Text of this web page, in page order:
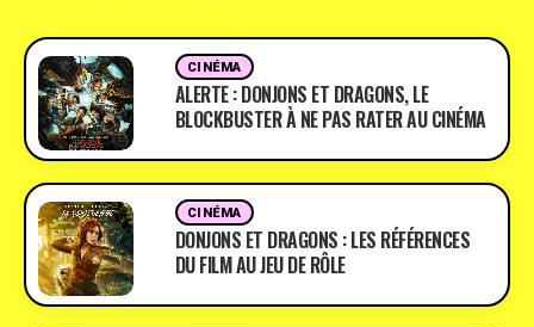
CINÉMA
ALERTE : DONJONS ET DRAGONS, LE
BLOCKBUSTER À NE PAS RATER AU CINÉMA
CINÉMA
DONJONS ET DRAGONS : LES RÉFÉRENCES
DU FILM AU JEU DE RÔLE